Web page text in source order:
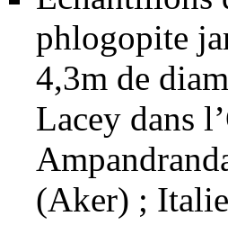
phlogopite
4,3m de
Lacey dans
(Aker) ;